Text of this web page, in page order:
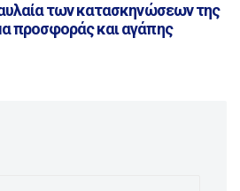
των κατασκηνώσεων της
προσφοράς και αγάπης